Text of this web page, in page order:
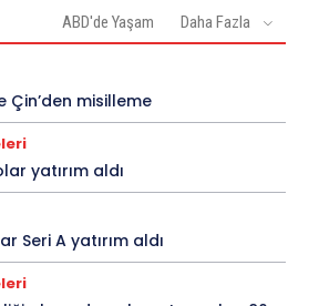
ABD'de Yaşam Daha Fazla
misilleme
yatırım aldı
Seri A yatırım aldı